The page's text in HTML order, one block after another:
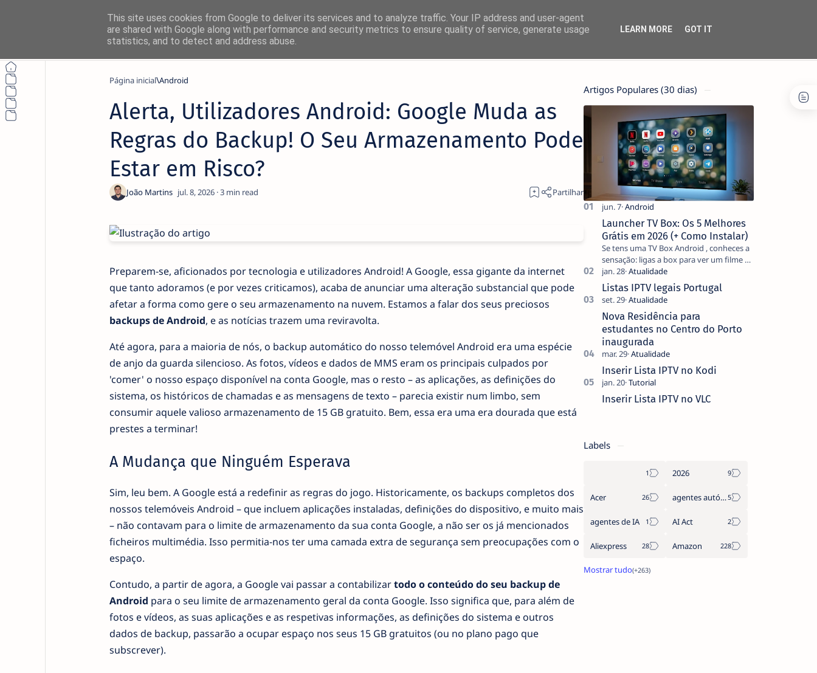
Página inicial Android
Alerta, Utilizadores Android: Google Muda as
Regras do Backup! O Seu Armazenamento Pode
Estar em Risco?
3
Preparem-se, aficionados por tecnologia e utilizadores Android! A Google, essa gigante da internet
que tanto adoramos (e por vezes criticamos), acaba de anunciar uma alteração substancial que pode
afetar a forma como gere o seu armazenamento na nuvem. Estamos a falar dos seus preciosos
backups de Android, e as notícias trazem uma reviravolta.
Até agora, para a maioria de nós, o backup automático do nosso telemóvel Android era uma espécie
de anjo da guarda silencioso. As fotos, vídeos e dados de MMS eram os principais culpados por
'comer' o nosso espaço disponível na conta Google, mas o resto – as aplicações, as definições do
sistema, os históricos de chamadas e as mensagens de texto – parecia existir num limbo, sem
consumir aquele valioso armazenamento de 15 GB gratuito. Bem, essa era uma era dourada que está
prestes a terminar!
A Mudança que Ninguém Esperava
Sim, leu bem. A Google está a redefinir as regras do jogo. Historicamente, os backups completos dos
nossos telemóveis Android – que incluem aplicações instaladas, definições do dispositivo, e muito mais
– não contavam para o limite de armazenamento da sua conta Google, a não ser os já mencionados
ficheiros multimédia. Isso permitia-nos ter uma camada extra de segurança sem preocupações com o
espaço.
Contudo, a partir de agora, a Google vai passar a contabilizartodo o conteúdo do seu backup de
Android para o seu limite de armazenamento geral da conta Google. Isso significa que, para além de
fotos e vídeos, as suas aplicações e as respetivas informações, as definições do sistema e outros
dados de backup, passarão a ocupar espaço nos seus 15 GB gratuitos (ou no plano pago que
subscrever).
Artigos Populares (30 dias)
Launcher TV Box: Os 5 Melhores
Grátis em 2026 (+ Como Instalar)
Se tens uma TV Box Android , conheces a
sensação: ligas a box para ver um filme e
o ecrã inicial está coberto de sugestões
que não pediste, ban…
Listas IPTV legais Portugal
Nova Residência para
estudantes no Centro do Porto
inaugurada
Inserir Lista IPTV no Kodi
Inserir Lista IPTV no VLC
Labels
2026
Acer agentes autónomos
agentes de IA AI Act
Aliexpress Amazon
This site uses cookies from Google to deliver its services and to analyze traffic. Your IP address and user-agent
are shared with Google along with performance and security metrics to ensure quality of service, generate usage
statistics, and to detect and address abuse.
LEARN MORE GOT IT